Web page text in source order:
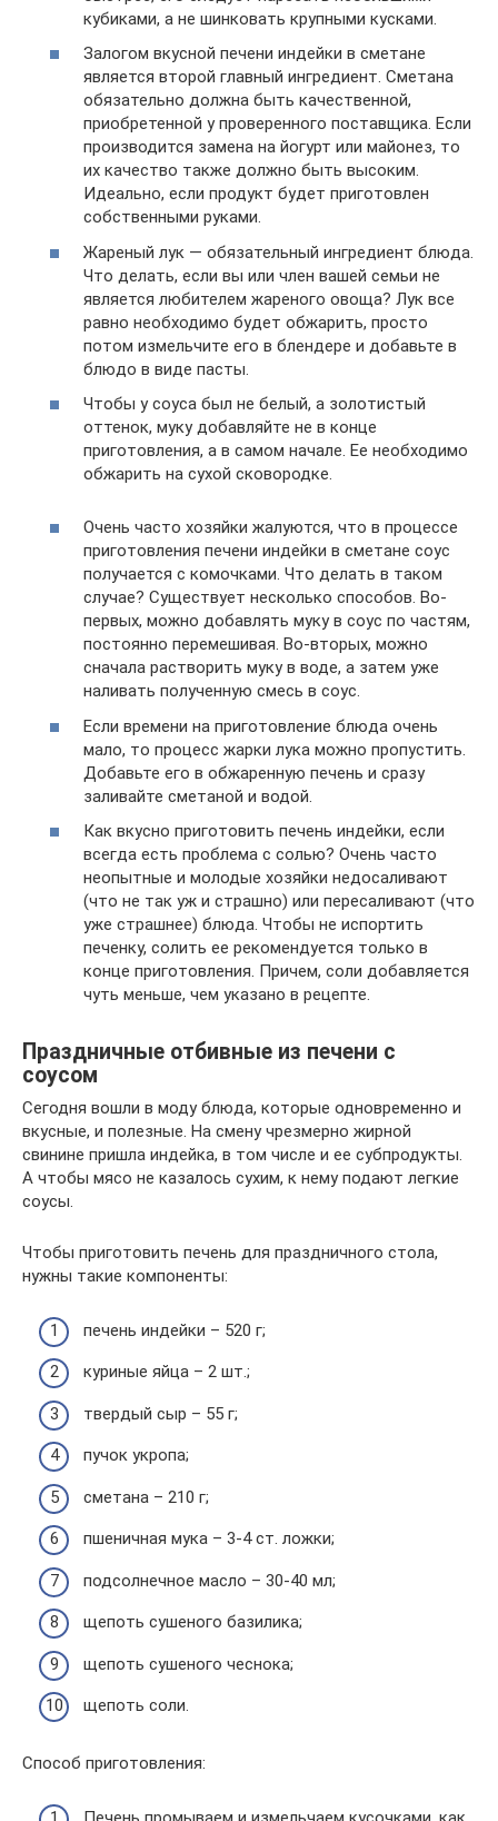
кубиками, а не шинковать крупными кусками.
Залогом вкусной печени индейки в сметане
является второй главный ингредиент. Сметана
обязательно должна быть качественной,
приобретенной у проверенного поставщика. Если
производится замена на йогурт или майонез, то
их качество также должно быть высоким.
Идеально, если продукт будет приготовлен
собственными руками.
Жареный лук — обязательный ингредиент блюда.
Что делать, если вы или член вашей семьи не
является любителем жареного овоща? Лук все
равно необходимо будет обжарить, просто
потом измельчите его в блендере и добавьте в
блюдо в виде пасты.
Чтобы у соуса был не белый, а золотистый
оттенок, муку добавляйте не в конце
приготовления, а в самом начале. Ее необходимо
обжарить на сухой сковородке.
Очень часто хозяйки жалуются, что в процессе
приготовления печени индейки в сметане соус
получается с комочками. Что делать в таком
случае? Существует несколько способов. Во-
первых, можно добавлять муку в соус по частям,
постоянно перемешивая. Во-вторых, можно
сначала растворить муку в воде, а затем уже
наливать полученную смесь в соус.
Если времени на приготовление блюда очень
мало, то процесс жарки лука можно пропустить.
Добавьте его в обжаренную печень и сразу
заливайте сметаной и водой.
Как вкусно приготовить печень индейки, если
всегда есть проблема с солью? Очень часто
неопытные и молодые хозяйки недосаливают
(что не так уж и страшно) или пересаливают (что
уже страшнее) блюда. Чтобы не испортить
печенку, солить ее рекомендуется только в
конце приготовления. Причем, соли добавляется
чуть меньше, чем указано в рецепте.
Праздничные отбивные из печени с
соусом
Сегодня вошли в моду блюда, которые одновременно и
вкусные, и полезные. На смену чрезмерно жирной
свинине пришла индейка, в том числе и ее субпродукты.
А чтобы мясо не казалось сухим, к нему подают легкие
соусы.
Чтобы приготовить печень для праздничного стола,
нужны такие компоненты:
печень индейки – 520 г;
куриные яйца – 2 шт.;
твердый сыр – 55 г;
пучок укропа;
сметана – 210 г;
пшеничная мука – 3-4 ст. ложки;
подсолнечное масло – 30-40 мл;
щепоть сушеного базилика;
щепоть сушеного чеснока;
щепоть соли.
Способ приготовления: